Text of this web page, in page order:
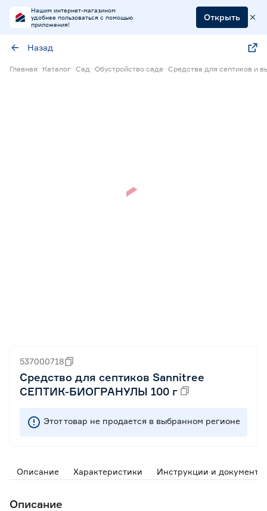
Нашим интернет-магазином
удобнее пользоваться с помощью
приложения!
Открыть
Назад
Главная Каталог Сад Обустройство сада Средства для септиков и
537000718
Средство для септиков Sannitree
СЕПТИК-БИОГРАНУЛЫ 100 г
Этот товар не продается в выбранном регионе
Описание Характеристики Инструкции и документы
Описание